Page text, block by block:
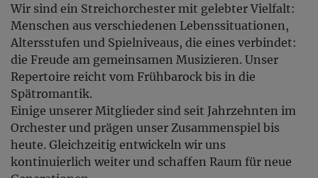
Wir sind ein Streichorchester mit gelebter Vielfalt:
Menschen aus verschiedenen Lebenssituationen,
Altersstufen und Spielniveaus, die eines verbindet:
die Freude am gemeinsamen Musizieren. Unser
Repertoire reicht vom Frühbarock bis in die
Spätromantik.
Einige unserer Mitglieder sind seit Jahrzehnten im
Orchester und prägen unser Zusammenspiel bis
heute. Gleichzeitig entwickeln wir uns
kontinuierlich weiter und schaffen Raum für neue